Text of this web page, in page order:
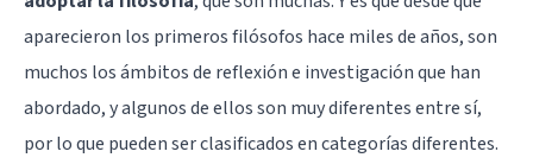
aparecieron los primeros filósofos hace miles de años, son
muchos los ámbitos de reflexión e investigación que han
abordado, y algunos de ellos son muy diferentes entre sí,
por lo que pueden ser clasificados en categorías diferentes.